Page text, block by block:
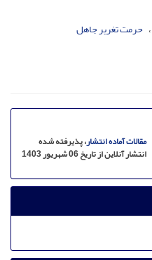
حرمت تغریر جاهل
مقالات آماده انتشار، پذیرفته شده
انتشار آنلاین از تاریخ 06 شهریور 1403